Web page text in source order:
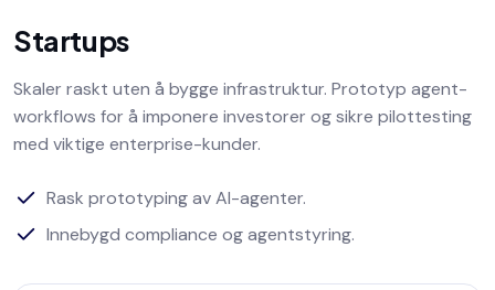
Startups
Skaler raskt uten å bygge infrastruktur. Prototyp agent-
workflows for å imponere investorer og sikre pilottesting
med viktige enterprise-kunder.
Rask prototyping av AI-agenter.
Innebygd compliance og agentstyring.